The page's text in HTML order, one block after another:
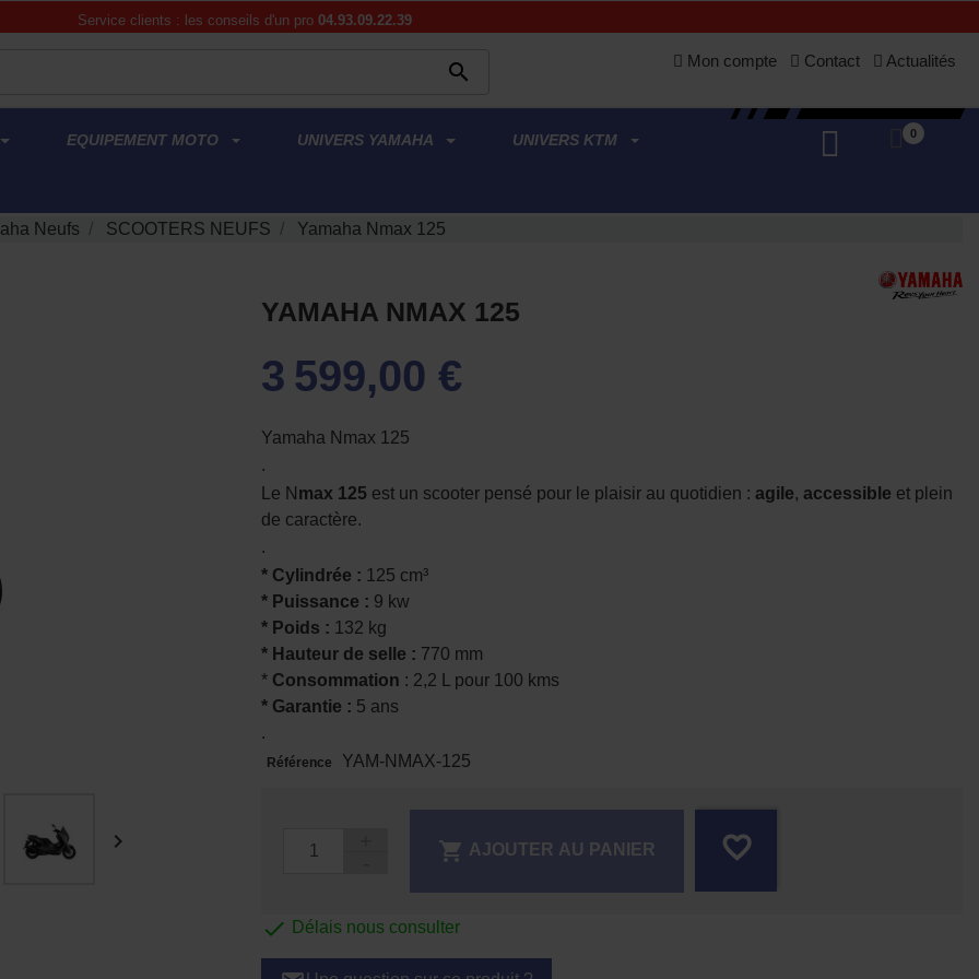
Service clients : les conseils d'un pro 04.93.09.22.39
 Mon compte Contact Actualités
EQUIPEMENT MOTO UNIVERS YAMAHA UNIVERS KTM 0
Neufs SCOOTERS NEUFS Yamaha Nmax 125

YAMAHA NMAX 125
3 599,00 €
Yamaha Nmax 125
.
Le N max 125 est un scooter pensé pour le plaisir au quotidien : agile, accessible et plein
de caractère.
.
* Cylindrée : 125 cm³
* Puissance : 9 kw
* Poids : 132 kg
* Hauteur de selle : 770 mm
* Consommation : 2,2 L pour 100 kms
* Garantie : 5 ans
.
Référence YAM-NMAX-125
 AJOUTER AU PANIER favorite_border
 Délais nous consulter